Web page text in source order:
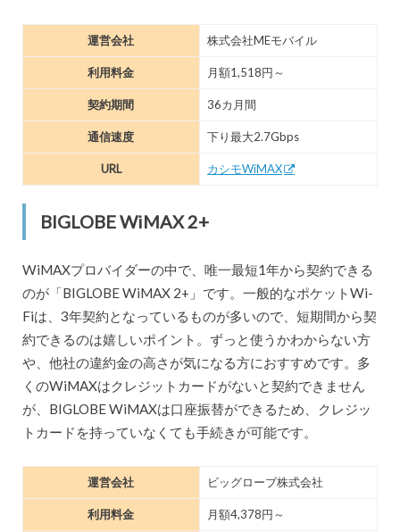
運営会社 株式会社MEモバイル
利用料金 月額1,518円～
契約期間 36カ月間
通信速度 下り最大2.7Gbps
URL カシモWiMAX
BIGLOBE WiMAX 2+
WiMAXプロバイダーの中で、唯一最短1年から契約できる
のが「BIGLOBE WiMAX 2+」です。一般的なポケットWi-
Fiは、3年契約となっているものが多いので、短期間から契
約できるのは嬉しいポイント。ずっと使うかわからない方
や、他社の違約金の高さが気になる方におすすめです。多
くのWiMAXはクレジットカードがないと契約できません
が、BIGLOBE WiMAXは口座振替ができるため、クレジッ
トカードを持っていなくても手続きが可能です。
運営会社 ビッグローブ株式会社
利用料金 月額4,378円～